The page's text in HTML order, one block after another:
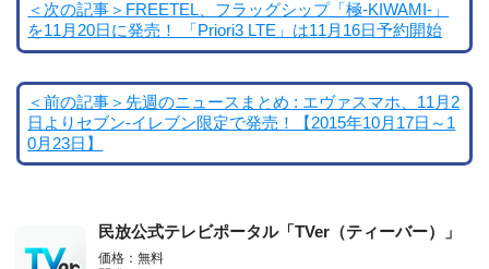
＜次の記事＞FREETEL、フラッグシップ「極-KIWAMI-」
を11月20日に発売！ 「Priori3 LTE」は11月16日予約開始
＜前の記事＞先週のニュースまとめ : エヴァスマホ、11月2
日よりセブン-イレブン限定で発売！【2015年10月17日～1
0月23日】
民放公式テレビポータル「TVer（ティーバー）」
価格：無料